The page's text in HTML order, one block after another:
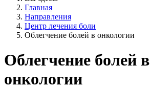
Главная
Направления
Центр лечения боли
Облегчение болей в онкологии
Облегчение болей в
онкологии